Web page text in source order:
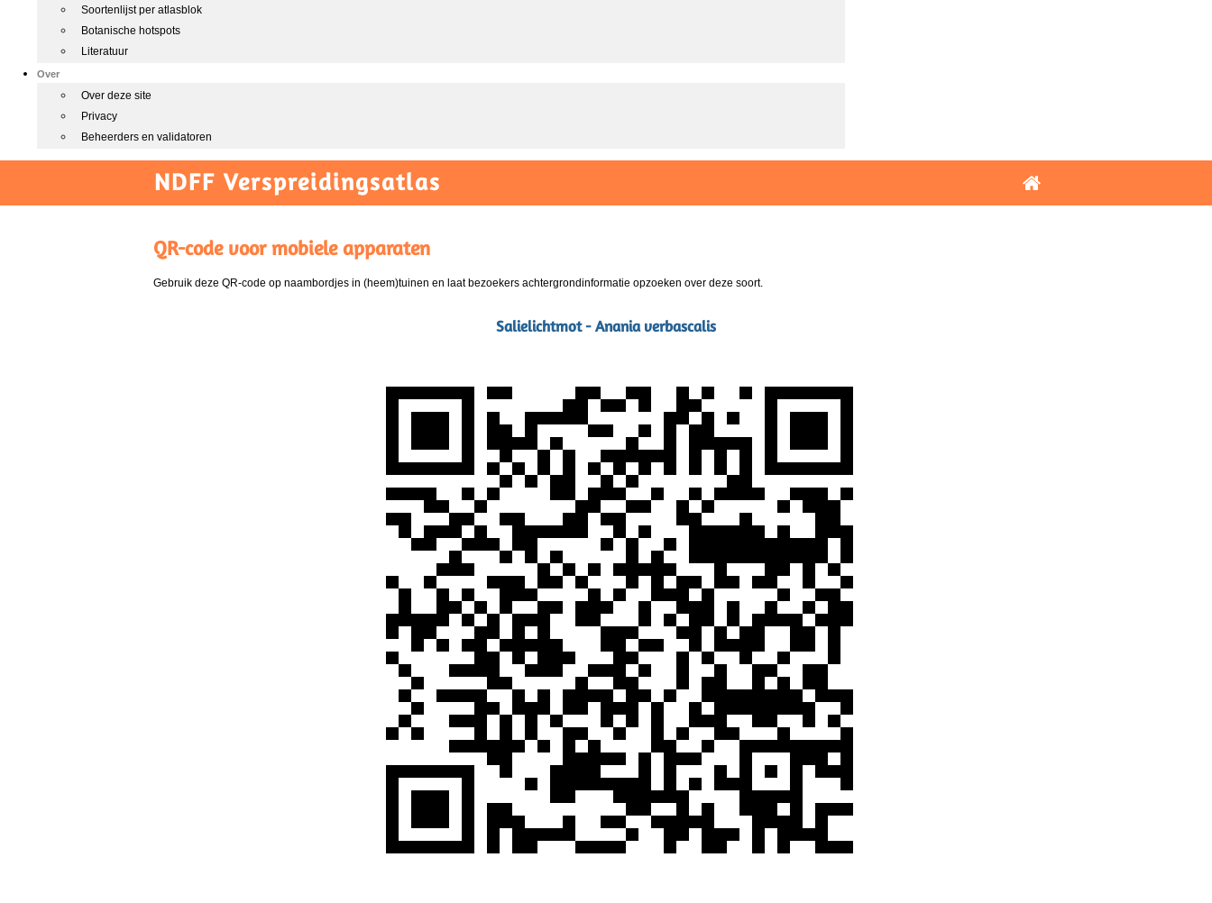
Soortenlijst per atlasblok
Botanische hotspots
Literatuur
Over
Over deze site
Privacy
Beheerders en validatoren
NDFF Verspreidingsatlas
QR-code voor mobiele apparaten
Gebruik deze QR-code op naambordjes in (heem)tuinen en laat bezoekers achtergrondinformatie opzoeken over deze soort.
Salielichtmot - Anania verbascalis